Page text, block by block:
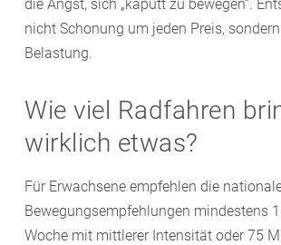
die Angst, sich „kaputt zu bewegen“.
nicht Schonung um jeden Preis,
Belastung.
Wie viel Radfahren
wirklich etwas?
Für Erwachsene empfehlen die
Bewegungsempfehlungen mindestens
Woche mit mittlerer Intensität oder 75